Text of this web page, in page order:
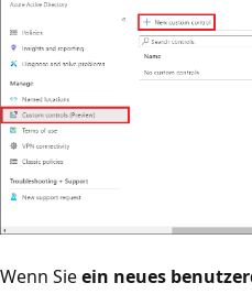
Wenn Sieein neues